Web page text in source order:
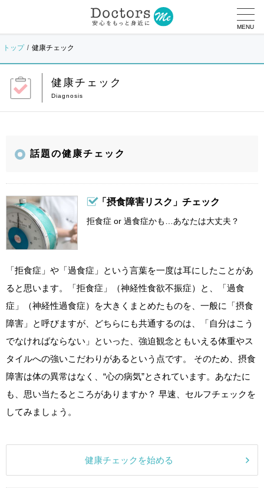
MENU
トップ 健康チェック
健康チェック
話題の健康チェック
「摂食障害リスク」チェック
拒食症 or 過食症かも…あなたは大丈夫？
「拒食症」や「過食症」という言葉を一度は耳にしたことがあ
ると思います。「拒食症」（神経性食欲不振症）と、「過食
症」（神経性過食症）を大きくまとめたものを、一般に「摂食
障害」と呼びますが、どちらにも共通するのは、「自分はこう
でなければならない」といった、強迫観念ともいえる体重やス
タイルへの強いこだわりがあるという点です。 そのため、摂食
障害は体の異常はなく、“心の病気”とされています。あなたに
も、思い当たるところがありますか？ 早速、セルフチェックを
してみましょう。
健康チェックを始める